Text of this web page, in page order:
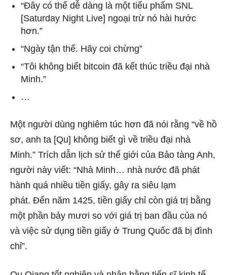
“Đây có thể dễ dàng là một tiểu phẩm SNL
[Saturday Night Live] ngoại trừ nó hài hước
hơn.”
“Ngày tận thế. Hãy coi chừng”
“Tôi không biết bitcoin đã kết thúc triều đại nhà
Minh.”
…
Một người dùng nghiêm túc hơn đã nói rằng “về hồ
sơ, anh ta [Qu] không biết gì về triều đại nhà
Minh.” Trích dẫn lịch sử thế giới của Bảo tàng Anh,
người này viết: “Nhà Minh… nhà nước đã phát
hành quá nhiều tiền giấy, gây ra siêu lạm
phát. Đến năm 1425, tiền giấy chỉ còn giá trị bằng
một phần bảy mươi so với giá trị ban đầu của nó
và việc sử dụng tiền giấy ở Trung Quốc đã bị đình
chỉ”.